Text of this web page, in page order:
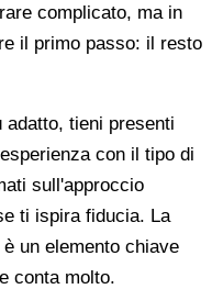
complicato, ma in
il primo passo: il resto
tieni presenti
con il tipo di
sull'approccio
ti ispira fiducia. La
un elemento chiave
conta molto.